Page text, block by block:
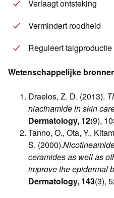
Verlaagt ontsteking
Vermindert roodheid
Reguleert talgproductie
Wetenschappelijke
Draelos, Z. D. (2013).
niacinamide in skin
Dermatology, 12(9),
Tanno, O., Ota, Y.,
S. (2000).
ceramides as well as
improve the epidermal
Dermatology, 143(3),